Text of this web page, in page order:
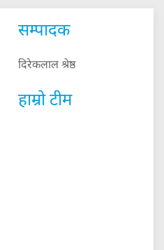
सम्पादक
दिरेकलाल श्रेष्ठ
हाम्रो टीम